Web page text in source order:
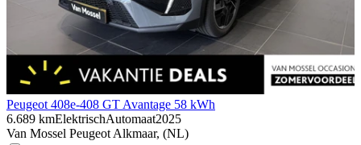
Peugeot 408e-408 GT Avantage 58 kWh
6.689 kmElektrischAutomaat2025
Van Mossel Peugeot Alkmaar, (NL)